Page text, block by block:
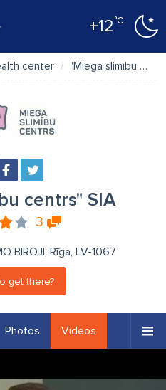
+12°C
center "Miega slimību centrs" SIA
centrs" SIA
3
BIROJI, Rīga, LV-1067
get there?
Photos Videos